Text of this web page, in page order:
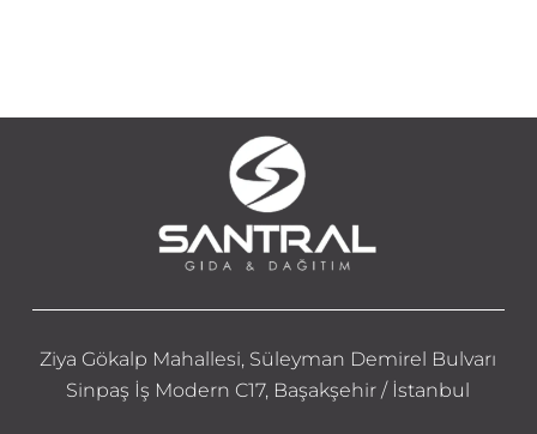
Ziya Gökalp Mahallesi, Süleyman Demirel Bulvarı
Sinpaş İş Modern C17, Başakşehir / İstanbul